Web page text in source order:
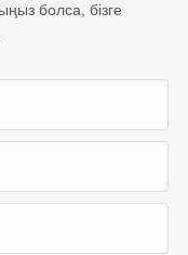
болса, бізге